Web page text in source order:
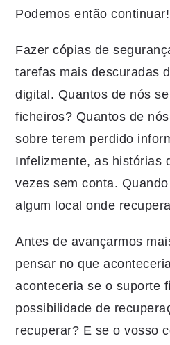
Podemos então continuar!
Fazer cópias de
tarefas mais descuradas
digital. Quantos de nós
ficheiros? Quantos de
sobre terem perdido
Infelizmente, as histórias
vezes sem conta.
algum local onde
Antes de avançarmos
pensar no que
aconteceria se o suporte
possibilidade de
recuperar? E se o vosso